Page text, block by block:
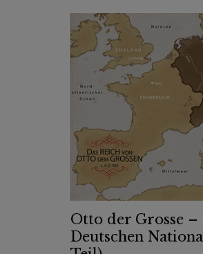
Otto der Grosse –
Deutschen